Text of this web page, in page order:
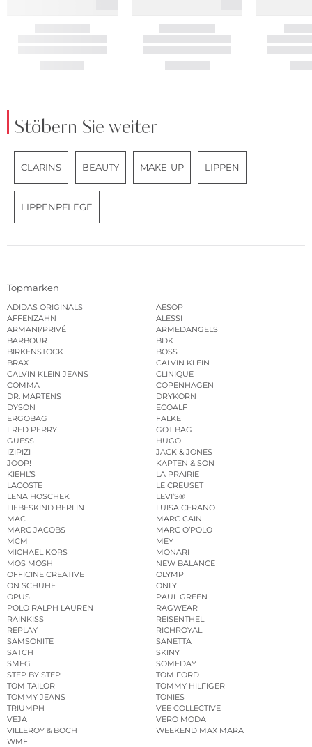
Stöbern Sie weiter
CLARINS BEAUTY MAKE-UP LIPPEN
LIPPENPFLEGE
Topmarken
ADIDAS ORIGINALS
AESOP
AFFENZAHN
ALESSI
ARMANI/PRIVÉ
ARMEDANGELS
BARBOUR
BDK
BIRKENSTOCK
BOSS
BRAX
CALVIN KLEIN
CALVIN KLEIN JEANS
CLINIQUE
COMMA
COPENHAGEN
DR. MARTENS
DRYKORN
DYSON
ECOALF
ERGOBAG
FALKE
FRED PERRY
GOT BAG
GUESS
HUGO
IZIPIZI
JACK & JONES
JOOP!
KAPTEN & SON
KIEHL’S
LA PRAIRIE
LACOSTE
LE CREUSET
LENA HOSCHEK
LEVI’S®
LIEBESKIND BERLIN
LUISA CERANO
MAC
MARC CAIN
MARC JACOBS
MARC O’POLO
MCM
MEY
MICHAEL KORS
MONARI
MOS MOSH
NEW BALANCE
OFFICINE CREATIVE
OLYMP
ON SCHUHE
ONLY
OPUS
PAUL GREEN
POLO RALPH LAUREN
RAGWEAR
RAINKISS
REISENTHEL
REPLAY
RICHROYAL
SAMSONITE
SANETTA
SATCH
SKINY
SMEG
SOMEDAY
STEP BY STEP
TOM FORD
TOM TAILOR
TOMMY HILFIGER
TOMMY JEANS
TONIES
TRIUMPH
VEE COLLECTIVE
VEJA
VERO MODA
VILLEROY & BOCH
WEEKEND MAX MARA
WMF